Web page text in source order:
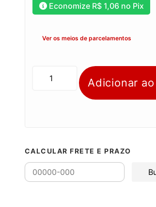
Economize R$1,06no Pix
Ver os meios de parcelamentos
Adicionar
CALCULAR FRETE E PRAZO